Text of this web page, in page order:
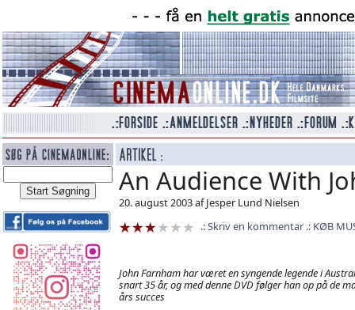
An Audience With
20. august 2003 af Jesper Lund Nielsen
Skriv en kommentar
KØB
John Farnham har været en syngende legende i
snart 35 år, og med denne DVD følger han op på de
års succes